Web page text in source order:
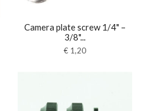
Camera plate screw 1/4" –
3/8"...
€ 1,20